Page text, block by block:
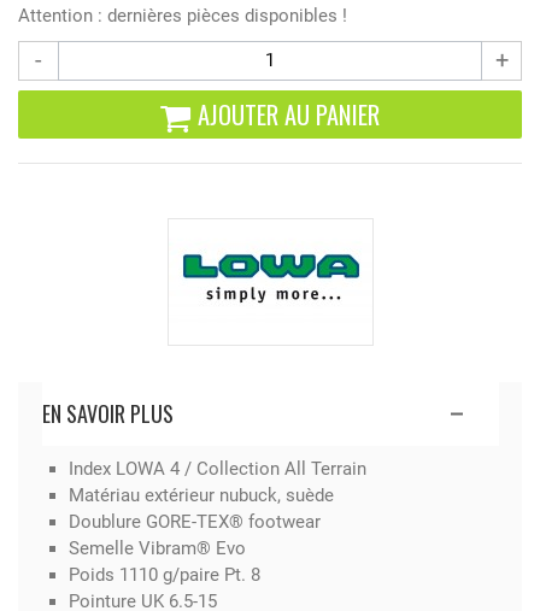
Attention : dernières pièces disponibles !
- +
AJOUTER AU PANIER
EN SAVOIR PLUS
Index LOWA 4 / Collection All Terrain
Matériau extérieur nubuck, suède
Doublure GORE-TEX® footwear
Semelle Vibram® Evo
Poids 1110 g/paire Pt. 8
Pointure UK 6.5-15